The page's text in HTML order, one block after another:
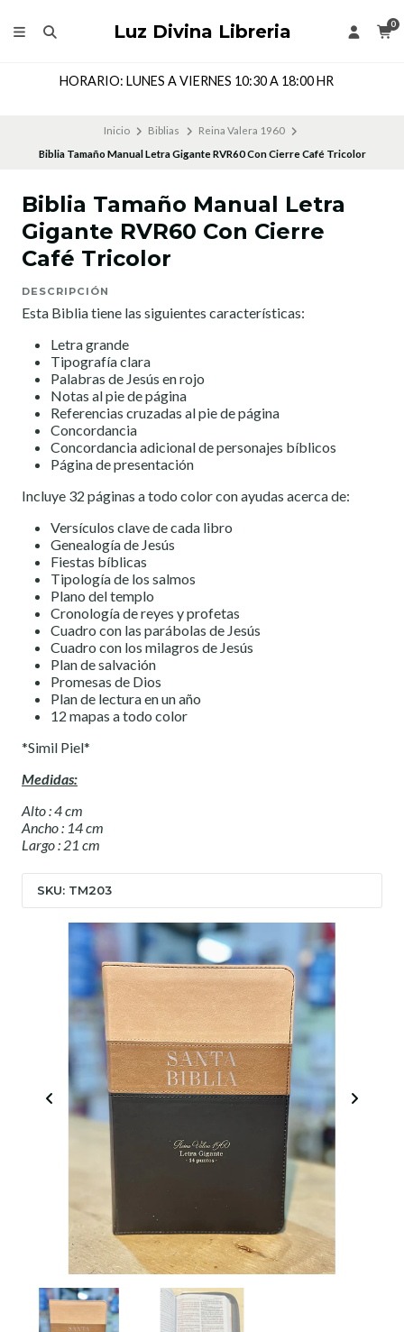
Luz Divina Libreria 0
Dirección: Cochrane 143 Local 205, Segundo Piso, Coronel,
Inicio Biblias
Reina Valera 1960
Biblia Tamaño Manual Letra Gigante RVR60 Con Cierre Café Tricolor
Biblia Tamaño Manual Letra
Gigante RVR60 Con Cierre
Café Tricolor
DESCRIPCIÓN
Esta Biblia tiene las siguientes características:
Letra grande
Tipografía clara
Palabras de Jesús en rojo
Notas al pie de página
Referencias cruzadas al pie de página
Concordancia
Concordancia adicional de personajes bíblicos
Página de presentación
Incluye 32 páginas a todo color con ayudas acerca de:
Versículos clave de cada libro
Genealogía de Jesús
Fiestas bíblicas
Tipología de los salmos
Plano del templo
Cronología de reyes y profetas
Cuadro con las parábolas de Jesús
Cuadro con los milagros de Jesús
Plan de salvación
Promesas de Dios
Plan de lectura en un año
12 mapas a todo color
*Simil Piel*
Medidas:
Alto : 4 cm
Ancho : 14 cm
Largo : 21 cm
SKU: TM203